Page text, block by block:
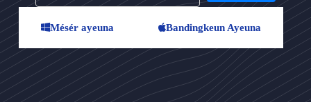
Mésér ayeuna Bandingkeun Ayeuna